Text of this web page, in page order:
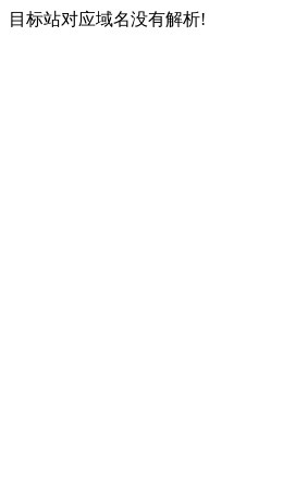
目标站对应域名没有解析!